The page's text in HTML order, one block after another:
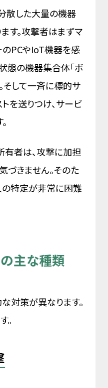
散した大量の機器
す。攻撃者はまずマ
PCやIoT機器を感
態の機器集合体「ボ
そして一斉に標的サ
を送りつけ、サービ
者は、攻撃に加担
づきません。そのた
特定が非常に困難
主な種類
対策が異なります。
。